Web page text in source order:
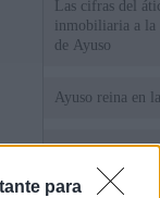
para
Las cifras del
inmobiliaria a la
de Ayuso
Ayuso reina en
El juez propone
la filtración de
jefa" Ayuso